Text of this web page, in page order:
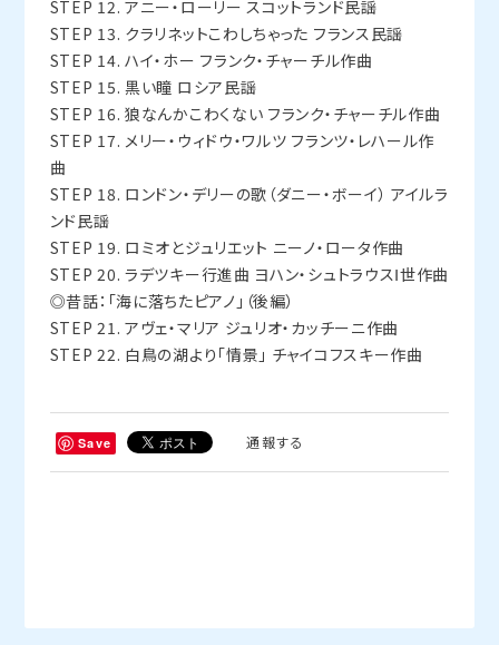
STEP 12. アニー・ローリー スコットランド民謡
STEP 13. クラリネットこわしちゃった フランス民謡
STEP 14. ハイ・ホー フランク・チャーチル作曲
STEP 15. 黒い瞳 ロシア民謡
STEP 16. 狼なんかこわくない フランク・チャーチル作曲
STEP 17. メリー・ウィドウ・ワルツ フランツ・レハール作
曲
STEP 18. ロンドン・デリーの歌（ダニー・ボーイ） アイルラ
ンド民謡
STEP 19. ロミオとジュリエット ニーノ・ロータ作曲
STEP 20. ラデツキー行進曲 ヨハン・シュトラウスⅠ世作曲
◎昔話：「海に落ちたピアノ」（後編）
STEP 21. アヴェ・マリア ジュリオ・カッチーニ作曲
STEP 22. 白鳥の湖より「情景」 チャイコフスキー作曲
Save 通報する